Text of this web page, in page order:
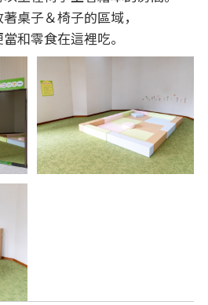
桌子＆椅子的區域，
和零食在這裡吃。